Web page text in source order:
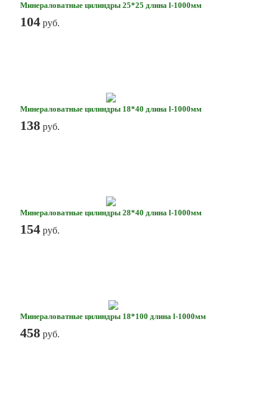
Минераловатные цилиндры 25*25 длина l-1000мм
104 руб.
Минераловатные цилиндры 18*40 длина l-1000мм
138 руб.
Минераловатные цилиндры 28*40 длина l-1000мм
154 руб.
Минераловатные цилиндры 18*100 длина l-1000мм
458 руб.